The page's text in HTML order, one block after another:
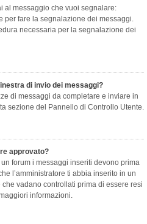
al messaggio che vuoi segnalare:
per fare la segnalazione dei messaggi.
necessaria per la segnalazione dei
di invio dei messaggi?
di messaggi da completare e inviare in
sezione del Pannello di Controllo Utente.
approvato?
forum i messaggi inseriti devono prima
l’amministratore ti abbia inserito in un
vadano controllati prima di essere resi
informazioni.